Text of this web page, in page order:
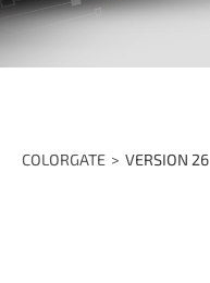
COLORGATE VERSION 26